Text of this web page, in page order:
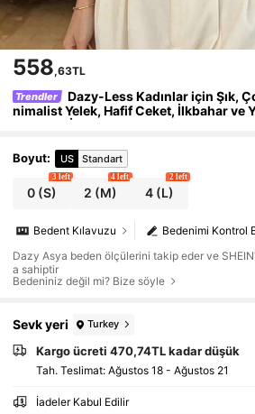
558,63TL
Trendler
Dazy-Less Kadınlar için Şık,
nimalist Yelek, Hafif Ceket, İlkbahar ve
ük Giyim İçin Uygundur
Boyut: US Standart
0 (S)
3 left
2 (M)
4 left
4(L)
2 left
Bedenimi Kontrol
Bedent Kılavuzu
Dazy Asya beden ölçülerini takip eder ve
a sahiptir
Bedeniniz değil mi? Bize söyle
Sevk yeri Turkey
Kargo ücreti 470,74TL kadar düşük
Tah. Teslimat: Ağustos 18 - Ağustos 21
İadeler Kabul Edilir